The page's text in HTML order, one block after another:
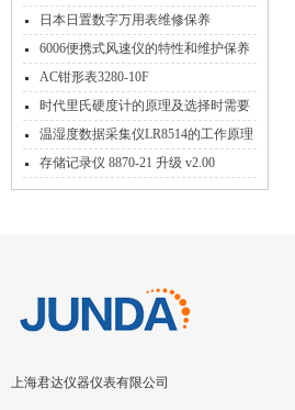
日本日置数字万用表维修保养
6006便携式风速仪的特性和维护保养
方法
AC钳形表3280-10F
时代里氏硬度计的原理及选择时需要
注意这些特征
温湿度数据采集仪LR8514的工作原理
和功能特点
存储记录仪 8870-21 升级 v2.00
上海君达仪器仪表有限公司